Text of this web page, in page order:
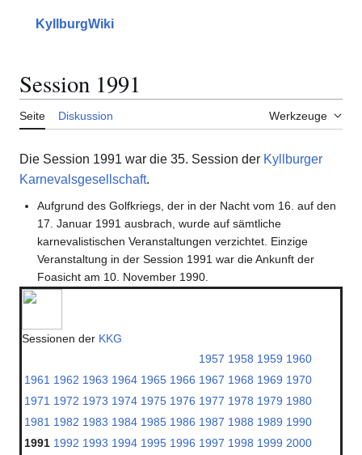
springenHauptmenü
KyllburgWiki
Session 1991
Seite Diskussion Werkzeuge
Die Session 1991 war die 35. Session der Kyllburger
Karnevalsgesellschaft.
Aufgrund des Golfkriegs, der in der Nacht vom 16. auf den
17. Januar 1991 ausbrach, wurde auf sämtliche
karnevalistischen Veranstaltungen verzichtet. Einzige
Veranstaltung in der Session 1991 war die Ankunft der
Foasicht am 10. November 1990.
Sessionen der KKG
1957 1958 1959 1960
1961 1962 1963 1964 1965 1966 1967 1968 1969 1970
1971 1972 1973 1974 1975 1976 1977 1978 1979 1980
1981 1982 1983 1984 1985 1986 1987 1988 1989 1990
1991 1992 1993 1994 1995 1996 1997 1998 1999 2000